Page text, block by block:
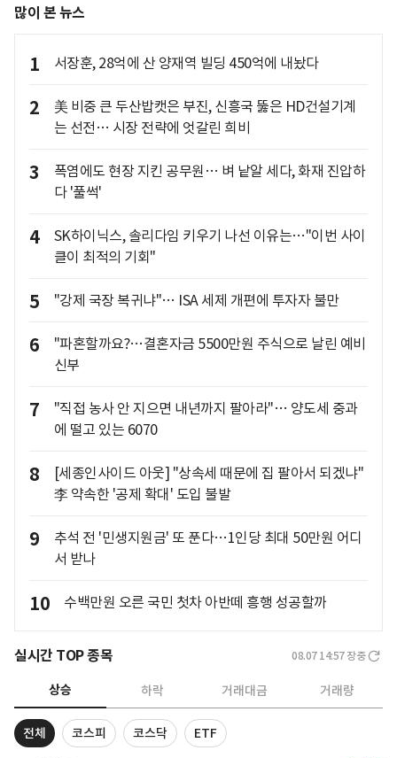
많이 본 뉴스
1 서장훈, 28억에 산 양재역 빌딩 450억에 내놨다
2
美 비중 큰 두산밥캣은 부진, 신흥국 뚫은 HD건설기계
는 선전… 시장 전략에 엇갈린 희비
3
폭염에도 현장 지킨 공무원… 벼 낱알 세다, 화재 진압하
다 '풀썩'
4
SK하이닉스, 솔리다임 키우기 나선 이유는…"이번 사이
클이 최적의 기회"
5 "강제 국장 복귀냐"… ISA 세제 개편에 투자자 불만
6
"파혼할까요?…결혼자금 5500만원 주식으로 날린 예비
신부
7
"직접 농사 안 지으면 내년까지 팔아라"… 양도세 중과
에 떨고 있는 6070
8
[세종인사이드 아웃] "상속세 때문에 집 팔아서 되겠냐"
李 약속한 '공제 확대' 도입 불발
9
추석 전 '민생지원금' 또 푼다…1인당 최대 50만원 어디
서 받나
10 수백만원 오른 국민 첫차 아반떼 흥행 성공할까
실시간 TOP 종목 08.07 14:57 장중
상승 하락 거래대금 거래량
전체 코스피 코스닥 ETF